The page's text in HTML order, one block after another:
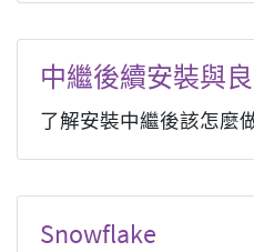
中繼後續安裝與
了解安裝中繼後該怎麼
Snowflake